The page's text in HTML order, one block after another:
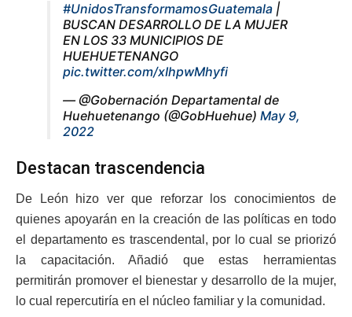
#UnidosTransformamosGuatemala |
BUSCAN DESARROLLO DE LA MUJER
EN LOS 33 MUNICIPIOS DE
HUEHUETENANGO
pic.twitter.com/xIhpwMhyfi
— @Gobernación Departamental de
Huehuetenango (@GobHuehue) May 9,
2022
Destacan trascendencia
De León hizo ver que reforzar los conocimientos de
quienes apoyarán en la creación de las políticas en todo
el departamento es trascendental, por lo cual se priorizó
la capacitación. Añadió que estas herramientas
permitirán promover el bienestar y desarrollo de la mujer,
lo cual repercutiría en el núcleo familiar y la comunidad.